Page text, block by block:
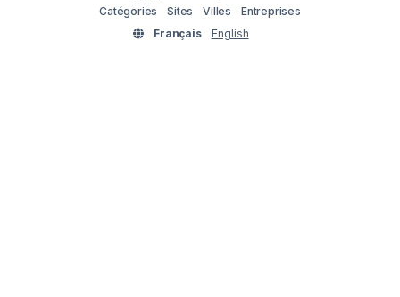
Catégories
Sites Villes
Entreprises
Français
English